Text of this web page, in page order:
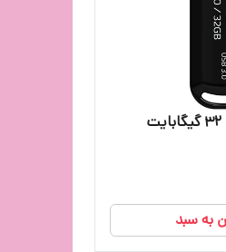
فلش مموری ای دیتا 32 گیگابایت
به سبد